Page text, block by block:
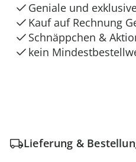
Geniale und
Kauf auf Rechnung
Schnäppchen &
kein
Lieferung &